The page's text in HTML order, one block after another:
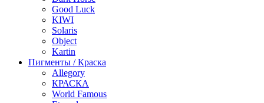
Good Luck
KIWI
Solaris
Object
Kartin
Пигменты / Краска
Allegory
КРАСКА
World Famous